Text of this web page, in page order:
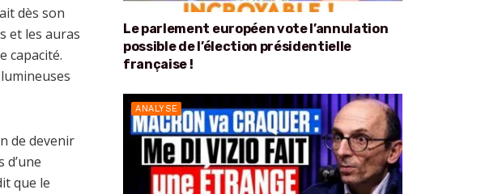
dès son
et les auras
capacité.
de devenir
que le
Le parlement européen vote l’annulation
possible de l’élection présidentielle
française !
ANALYSE